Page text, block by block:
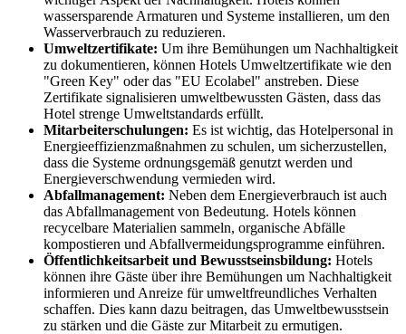
wassersparende Armaturen und Systeme installieren, um den
Wasserverbrauch zu reduzieren.
Umweltzertifikate: Um ihre Bemühungen um Nachhaltigkeit
zu dokumentieren, können Hotels Umweltzertifikate wie den
"Green Key" oder das "EU Ecolabel" anstreben. Diese
Zertifikate signalisieren umweltbewussten Gästen, dass das
Hotel strenge Umweltstandards erfüllt.
Mitarbeiterschulungen: Es ist wichtig, das Hotelpersonal in
Energieeffizienzmaßnahmen zu schulen, um sicherzustellen,
dass die Systeme ordnungsgemäß genutzt werden und
Energieverschwendung vermieden wird.
Abfallmanagement: Neben dem Energieverbrauch ist auch
das Abfallmanagement von Bedeutung. Hotels können
recycelbare Materialien sammeln, organische Abfälle
kompostieren und Abfallvermeidungsprogramme einführen.
Öffentlichkeitsarbeit und Bewusstseinsbildung: Hotels
können ihre Gäste über ihre Bemühungen um Nachhaltigkeit
informieren und Anreize für umweltfreundliches Verhalten
schaffen. Dies kann dazu beitragen, das Umweltbewusstsein
zu stärken und die Gäste zur Mitarbeit zu ermutigen.